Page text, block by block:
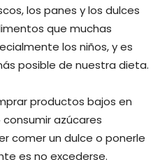
los panes y los dulces
que muchas
los niños, y es
posible de nuestra dieta.
productos bajos en
consumir azúcares
comer un dulce o ponerle
es no excederse.